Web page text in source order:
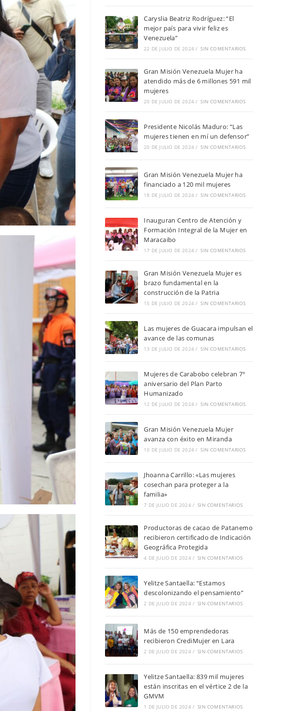
Caryslia Beatriz Rodríguez: “El
mejor país para vivir feliz es
Venezuela”
22 DE JULIO DE 2024 / SIN COMENTARIOS
Gran Misión Venezuela Mujer ha
atendido más de 6 millones 591 mil
mujeres
20 DE JULIO DE 2024 / SIN COMENTARIOS
Presidente Nicolás Maduro: “Las
mujeres tienen en mí un defensor”
20 DE JULIO DE 2024 / SIN COMENTARIOS
Gran Misión Venezuela Mujer ha
financiado a 120 mil mujeres
18 DE JULIO DE 2024 / SIN COMENTARIOS
Inauguran Centro de Atención y
Formación Integral de la Mujer en
Maracaibo
17 DE JULIO DE 2024 / SIN COMENTARIOS
Gran Misión Venezuela Mujer es
brazo fundamental en la
construcción de la Patria
15 DE JULIO DE 2024 / SIN COMENTARIOS
Las mujeres de Guacara impulsan el
avance de las comunas
13 DE JULIO DE 2024 / SIN COMENTARIOS
Mujeres de Carabobo celebran 7°
aniversario del Plan Parto
Humanizado
12 DE JULIO DE 2024 / SIN COMENTARIOS
Gran Misión Venezuela Mujer
avanza con éxito en Miranda
10 DE JULIO DE 2024 / SIN COMENTARIOS
Jhoanna Carrillo: «Las mujeres
cosechan para proteger a la
familia»
7 DE JULIO DE 2024 / SIN COMENTARIOS
Productoras de cacao de Patanemo
recibieron certificado de Indicación
Geográfica Protegida
4 DE JULIO DE 2024 / SIN COMENTARIOS
Yelitze Santaella: “Estamos
descolonizando el pensamiento”
2 DE JULIO DE 2024 / SIN COMENTARIOS
Más de 150 emprendedoras
recibieron CrediMujer en Lara
2 DE JULIO DE 2024 / SIN COMENTARIOS
Yelitze Santaella: 839 mil mujeres
están inscritas en el vértice 2 de la
GMVM
1 DE JULIO DE 2024 / SIN COMENTARIOS